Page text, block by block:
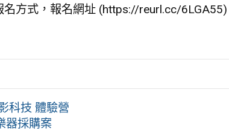
方式，報名網址 (https://reurl.cc/
科技 體驗營
器採購案